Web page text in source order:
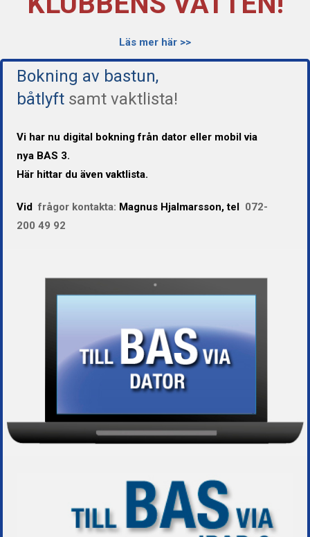
Läs mer här >>
Bokning av bastun,
båtlyft samt vaktlista!
Vi har nu digital bokning från dator eller mobil via
nya BAS 3.
Här hittar du även vaktlista.
Vid frågor kontakta: Magnus Hjalmarsson, tel
072-
200 49 92